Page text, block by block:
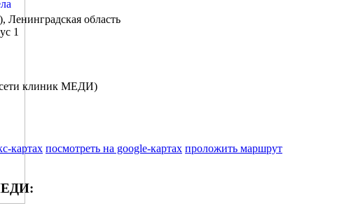
область
1
клиник МЕДИ)
картах посмотреть на google-картах проложить маршрут